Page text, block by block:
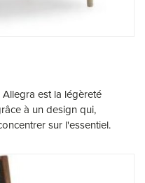
est la légèreté
à un design qui,
sur l'essentiel.